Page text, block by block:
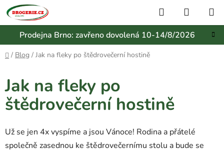
Přejít
na
obsah
Prodejna Brno: zavřeno dovolená 10-14/8/2026
Hledat
KOŠÍK
Domů
/ Blog / Jak na fleky po štědrovečerní hostině
Jak na fleky po
štědrovečerní hostině
Už se jen 4x vyspíme a jsou Vánoce! Rodina a přátelé
společně zasednou ke štědrovečernímu stolu a bude se